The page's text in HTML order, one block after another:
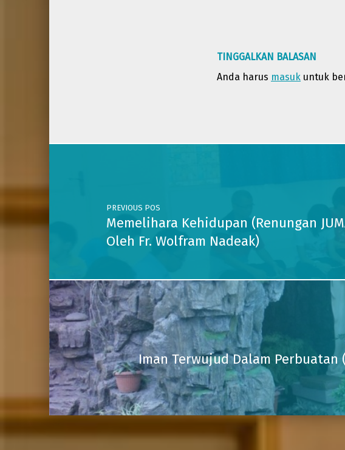
TINGGALKAN BALASAN
Anda harus masuk untuk
Post navigation
PREVIOUS POS
Memelihara Kehidupan (Renungan
Oleh Fr. Wolfram Nadeak)
Iman Terwujud Dalam Perbuatan